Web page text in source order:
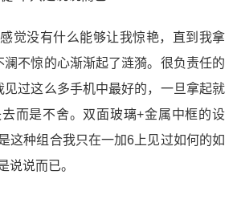
觉没有什么能够让我惊艳，直到我拿
不惊的心渐渐起了涟漪。很负责任的
过这么多手机中最好的，一旦拿起就
而是不舍。双面玻璃+金属中框的设
这种组合我只在一加6上见过如何的如
说说而已。